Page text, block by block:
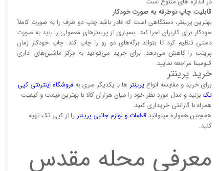
قابلیت چاپ دوطرفه به صورت خودکار
بهترین پرینتر، دستگاهی است که قادر باشد چاپ دو طرف را به صورت کاملاً
خودکار برای کاربران اجرا کند. بسیاری از پرینتر‌های معمولی را باید به صورت
دستی تنظیم کرد تا بتواند برگه‌های دو رو را چاپ کند. چاپ خودکار زمان
پرینت را کاهش می‌دهد. برای خرید می‌توانید به مرکز ماشین‌های اداری
کیومیتا مراجعه نمایید.
خرید پرینتر
برای خرید و مقایسه انواع پرینتر‌ ها با یکدیگر سری بهفروشگاه اینترنتی کپی
تکبزنید و مدل مورد نظر خود را میان هزاران کالا با بهترین قیمت و کیفیت
همراه با گارانتی خریداری کنید.
همچنین همواره میتوانید قطعات و لوازم جانبی پرینتر را از کپی تک تهیه
کنید.
معرفی محله مقدس